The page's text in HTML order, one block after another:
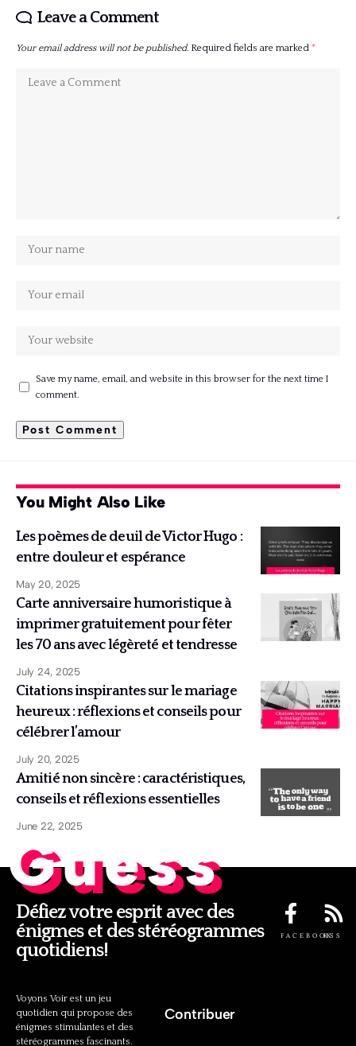
Leave a Comment
Your email address will not be published. Required fields are marked *
Save my name, email, and website in this browser for the next time I
comment.
You Might Also Like
Les poèmes de deuil de Victor Hugo :
entre douleur et espérance
May 20, 2025
Carte anniversaire humoristique à
imprimer gratuitement pour fêter
les 70 ans avec légèreté et tendresse
July 24, 2025
Citations inspirantes sur le mariage
heureux : réflexions et conseils pour
célébrer l’amour
July 20, 2025
Amitié non sincère : caractéristiques,
conseils et réflexions essentielles
June 22, 2025
Guess
Défiez votre esprit avec des
énigmes et des stéréogrammes
quotidiens!
FACEBOOKRSS
Voyons Voir est un jeu
quotidien qui propose des
énigmes stimulantes et des
stéréogrammes fascinants.
Contribuer